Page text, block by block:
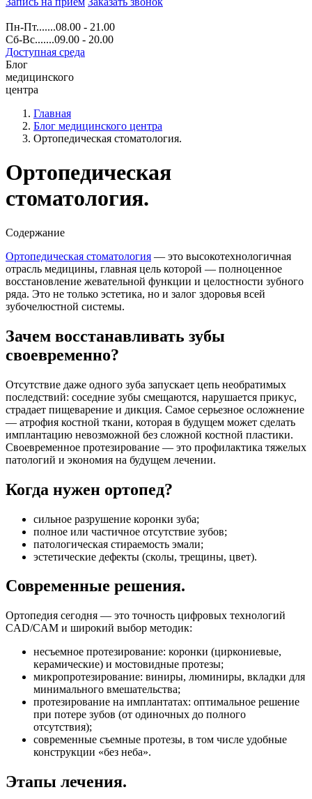
Пн-Пт.......08.00 - 21.00
Сб-Вс.......09.00 - 20.00
Доступная среда
Блог
медицинского
центра
Главная
Блог медицинского центра
Ортопедическая стоматология.
Ортопедическая
стоматология.
Содержание
Ортопедическая стоматология — это высокотехнологичная
отрасль медицины, главная цель которой — полноценное
восстановление жевательной функции и целостности зубного
ряда. Это не только эстетика, но и залог здоровья всей
зубочелюстной системы.
Зачем восстанавливать зубы
своевременно?
Отсутствие даже одного зуба запускает цепь необратимых
последствий: соседние зубы смещаются, нарушается прикус,
страдает пищеварение и дикция. Самое серьезное осложнение
— атрофия костной ткани, которая в будущем может сделать
имплантацию невозможной без сложной костной пластики.
Своевременное протезирование — это профилактика тяжелых
патологий и экономия на будущем лечении.
Когда нужен ортопед?
сильное разрушение коронки зуба;
полное или частичное отсутствие зубов;
патологическая стираемость эмали;
эстетические дефекты (сколы, трещины, цвет).
Современные решения.
Ортопедия сегодня — это точность цифровых технологий
CAD/CAM и широкий выбор методик:
несъемное протезирование: коронки (циркониевые,
керамические) и мостовидные протезы;
микропротезирование: виниры, люминиры, вкладки для
минимального вмешательства;
протезирование на имплантатах: оптимальное решение
при потере зубов (от одиночных до полного
отсутствия);
современные съемные протезы, в том числе удобные
конструкции «без неба».
Этапы лечения.